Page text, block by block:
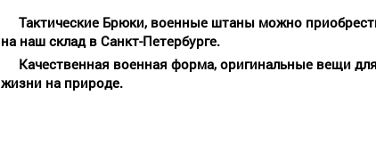
Тактические Брюки, военные штаны можно
на наш склад в Санкт-Петербурге.
Качественная военная форма, оригинальные вещи
жизни на природе.